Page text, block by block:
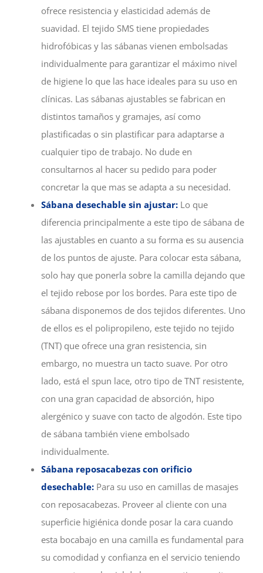
ofrece resistencia y elasticidad además de
suavidad. El tejido SMS tiene propiedades
hidrofóbicas y las sábanas vienen embolsadas
individualmente para garantizar el máximo nivel
de higiene lo que las hace ideales para su uso en
clínicas. Las sábanas ajustables se fabrican en
distintos tamaños y gramajes, así como
plastificadas o sin plastificar para adaptarse a
cualquier tipo de trabajo. No dude en
consultarnos al hacer su pedido para poder
concretar la que mas se adapta a su necesidad.
Sábana desechable sin ajustar: Lo que
diferencia principalmente a este tipo de sábana de
las ajustables en cuanto a su forma es su ausencia
de los puntos de ajuste. Para colocar esta sábana,
solo hay que ponerla sobre la camilla dejando que
el tejido rebose por los bordes. Para este tipo de
sábana disponemos de dos tejidos diferentes. Uno
de ellos es el polipropileno, este tejido no tejido
(TNT) que ofrece una gran resistencia, sin
embargo, no muestra un tacto suave. Por otro
lado, está el spun lace, otro tipo de TNT resistente,
con una gran capacidad de absorción, hipo
alergénico y suave con tacto de algodón. Este tipo
de sábana también viene embolsado
individualmente.
Sábana reposacabezas con orificio
desechable: Para su uso en camillas de masajes
con reposacabezas. Proveer al cliente con una
superficie higiénica donde posar la cara cuando
esta bocabajo en una camilla es fundamental para
su comodidad y confianza en el servicio teniendo